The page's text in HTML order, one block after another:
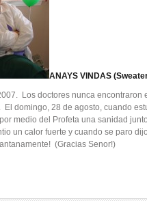
ANAYS VINDAS
Los doctores nunca encontraron
domingo, 28 de agosto, cuando
medio del Profeta una sanidad
un calor fuerte y cuando se paro
(Gracias Senor!)